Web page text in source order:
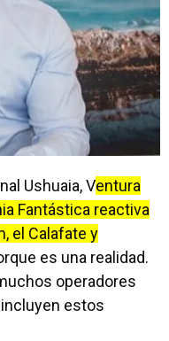
Ushuaia, Ventura
Fantástica reactiva
el Calafate y
es una realidad.
operadores
estos